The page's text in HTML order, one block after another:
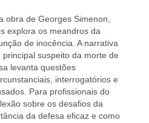
obra de Georges Simenon,
explora os meandros da
de inocência. A narrativa
suspeito da morte de
levanta questões
interrogatórios e
Para profissionais do
sobre os desafios da
da defesa eficaz e como